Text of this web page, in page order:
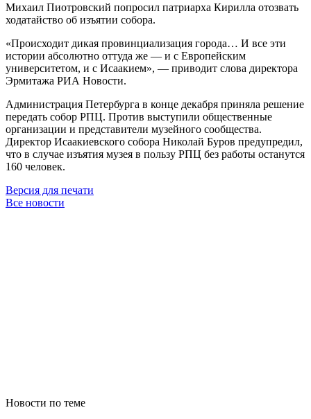
Михаил Пиотровский попросил патриарха Кирилла отозвать
ходатайство об изъятии собора.
«Происходит дикая провинциализация города… И все эти
истории абсолютно оттуда же — и с Европейским
университетом, и с Исаакием», — приводит слова директора
Эрмитажа РИА Новости.
Администрация Петербурга в конце декабря приняла решение
передать собор РПЦ. Против выступили общественные
организации и представители музейного сообщества.
Директор Исаакиевского собора Николай Буров предупредил,
что в случае изъятия музея в пользу РПЦ без работы останутся
160 человек.
Версия для печати
Все новости
Новости по теме